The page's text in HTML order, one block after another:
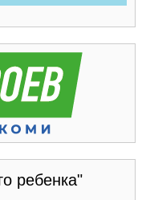
ребенка"